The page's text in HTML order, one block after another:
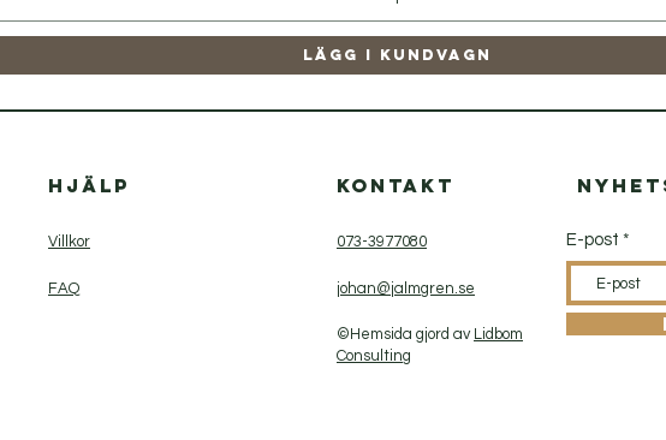
Lägg i kundvagn
Hjälp
Villkor
FAQ
Kontakt
073-3977080
johan@jalmgren.se
E-post
©Hemsida gjord av Lidbom
Consulting